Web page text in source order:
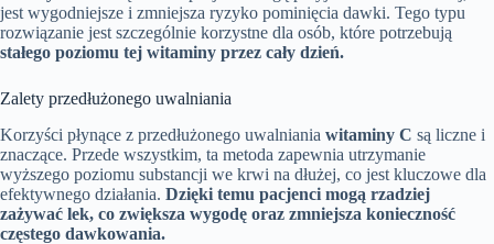
jest wygodniejsze i zmniejsza ryzyko pominięcia dawki. Tego typu
rozwiązanie jest szczególnie korzystne dla osób, które potrzebują
stałego poziomu tej witaminy przez cały dzień.
Zalety przedłużonego uwalniania
Korzyści płynące z przedłużonego uwalniania witaminy C są liczne i
znaczące. Przede wszystkim, ta metoda zapewnia utrzymanie
wyższego poziomu substancji we krwi na dłużej, co jest kluczowe dla
efektywnego działania. Dzięki temu pacjenci mogą rzadziej
zażywać lek, co zwiększa wygodę oraz zmniejsza konieczność
częstego dawkowania.